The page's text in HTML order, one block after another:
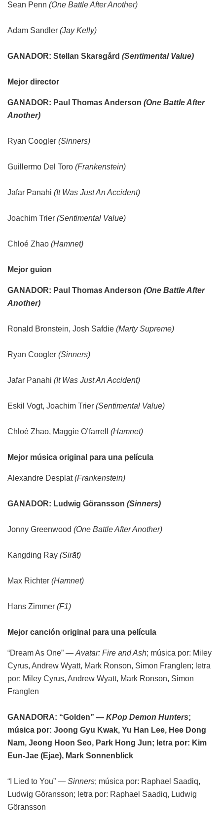
Sean Penn (One Battle After Another)
Adam Sandler (Jay Kelly)
GANADOR: Stellan Skarsgård (Sentimental Value)
Mejor director
GANADOR: Paul Thomas Anderson (One Battle After
Another)
Ryan Coogler (Sinners)
Guillermo Del Toro (Frankenstein)
Jafar Panahi (It Was Just An Accident)
Joachim Trier (Sentimental Value)
Chloé Zhao (Hamnet)
Mejor guion
GANADOR: Paul Thomas Anderson (One Battle After
Another)
Ronald Bronstein, Josh Safdie (Marty Supreme)
Ryan Coogler (Sinners)
Jafar Panahi (It Was Just An Accident)
Eskil Vogt, Joachim Trier (Sentimental Value)
Chloé Zhao, Maggie O’farrell (Hamnet)
Mejor música original para una película
Alexandre Desplat(Frankenstein)
GANADOR: Ludwig Göransson (Sinners)
Jonny Greenwood (One Battle After Another)
Kangding Ray (Sirāt)
Max Richter (Hamnet)
Hans Zimmer (F1)
Mejor canción original para una película
“Dream As One” — Avatar: Fire and Ash; música por: Miley
Cyrus, Andrew Wyatt, Mark Ronson, Simon Franglen; letra
por: Miley Cyrus, Andrew Wyatt, Mark Ronson, Simon
Franglen
GANADORA: “Golden” — KPop Demon Hunters;
música por: Joong Gyu Kwak, Yu Han Lee, Hee Dong
Nam, Jeong Hoon Seo, Park Hong Jun; letra por: Kim
Eun-Jae (Ejae), Mark Sonnenblick
“I Lied to You” — Sinners; música por: Raphael Saadiq,
Ludwig Göransson; letra por: Raphael Saadiq, Ludwig
Göransson